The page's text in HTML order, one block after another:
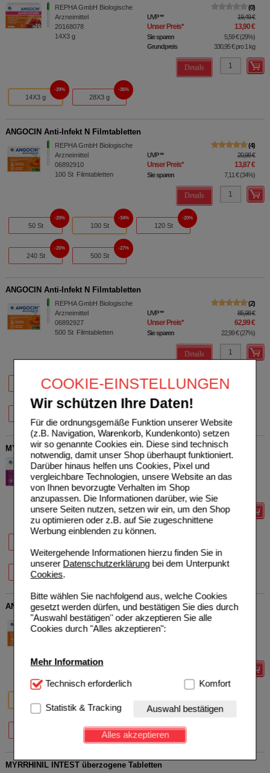
COOKIE-EINSTELLUNGEN
Wir schützen Ihre Daten!
Für die ordnungsgemäße Funktion unserer Website
(z.B. Navigation, Warenkorb, Kundenkonto) setzen
wir so genannte Cookies ein. Diese sind technisch
notwendig, damit unser Shop überhaupt funktioniert.
Darüber hinaus helfen uns Cookies, Pixel und
vergleichbare Technologien, unsere Website an das
von Ihnen bevorzugte Verhalten im Shop
anzupassen. Die Informationen darüber, wie Sie
unsere Seiten nutzen, setzen wir ein, um den Shop
zu optimieren oder z.B. auf Sie zugeschnittene
Werbung einblenden zu können.
Weitergehende Informationen hierzu finden Sie in
unserer Datenschutzerklärungbei dem Unterpunkt
Cookies.
Bitte wählen Sie nachfolgend aus, welche Cookies
gesetzt werden dürfen, und bestätigen Sie dies durch
"Auswahl bestätigen" oder akzeptieren Sie alle
Cookies durch "Alles akzeptieren":
Mehr Information
Technisch Notwendig:Hierbei handelt es sich um
Website notwendig sind (z.B. Navigation, Warenkorb,
Kundenkonto), weshalb auf diese nicht verzichtet
werden kann.
Einkaufserlebnis noch ansprechender zu gestalten,
beispielsweise für die Wiedererkennung des
Technisch erforderlich Komfort
Statistik & Tracking Auswahl bestätigen
Alles akzeptieren
REPHA GmbH Biologische
Arzneimittel
20168078
14X3 g
0
UVP** 19,49 €
Unser Preis* 13,90 €
Sie sparen 5,59 €(29%)
Grundpreis
330,95 €pro 1 kg
Details
14X3 g
29%
28X3 g
36%
ANGOCIN Anti-Infekt N Filmtabletten
REPHA GmbH Biologische
Arzneimittel
06892910
100 St Filmtabletten
4
UVP** 20,98 €
Unser Preis* 13,87 €
Sie sparen 7,11 €(34%)
Details
50 St
20%
100 St
34%
120 St
20%
240 St
20%
500 St
27%
ANGOCIN Anti-Infekt N Filmtabletten
REPHA GmbH Biologische
Arzneimittel
06892927
500 St Filmtabletten
2
UVP** 85,98 €
Unser Preis* 62,99 €
Sie sparen 22,99 €(27%)
Details
50 St 100 St 120 St
20%
MYRRHINIL INTEST überzogene Tabletten
REPHA GmbH Biologische
Arzneimittel
06612810
200St Tabletten, überzogen
UVP**
Unser Preis*
Sie sparen
Details
28% 28%
500 St
31%
ANGOCIN Anti-Infekt N Filmtabletten
REPHA GmbH Biologische
Arzneimittel
UVP**
500 St
MYRRHINIL INTEST überzogene Tabletten